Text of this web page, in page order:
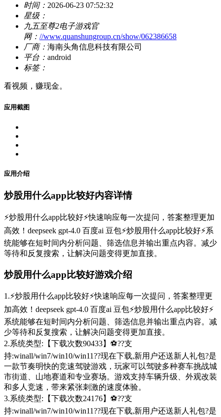
时间： 2026-06-23 07:52:32
星级：
九五至尊2电子游戏官
网： //www.quanshungroup.cn/show/062386658
厂商： 海南头角信息科技有限公司
平台： android
标签：
看视频，赚现金。
应用截图
应用介绍
炒股用什么app比较好内容详情
⚡炒股用什么app比较好⚡快速响应每一次提问，答案整理更加
高效！deepseek gpt-4.0 百度ai 豆包⚡炒股用什么app比较好⚡系
统能够在短时间内分析问题、筛选信息并输出重点内容。减少
等待和反复搜索，让解决问题变得更加直接。
炒股用什么app比较好游戏介绍
1.⚡炒股用什么app比较好⚡快速响应每一次提问，答案整理更
加高效！deepseek gpt-4.0 百度ai 豆包⚡炒股用什么app比较好⚡
系统能够在短时间内分析问题、筛选信息并输出重点内容。减
少等待和反复搜索，让解决问题变得更加直接。
2.系统类型:【下载次数90433】⚽??支
持:winall/win7/win10/win11??现在下载,新用户还送新人礼包?是
一款节奏明快的竞速驾驶游戏，玩家可以驾驶多种赛车挑战城
市街道、山地赛道和专业赛场。游戏支持车辆升级、外观改装
和多人竞速，带来紧张刺激的速度体验。
3.系统类型:【下载次数24176】⚽??支
持:winall/win7/win10/win11??现在下载,新用户还送新人礼包?是